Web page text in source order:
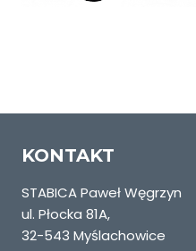
KONTAKT
STABICA Paweł Węgrzyn
ul. Płocka 81A,
32-543 Myślachowice